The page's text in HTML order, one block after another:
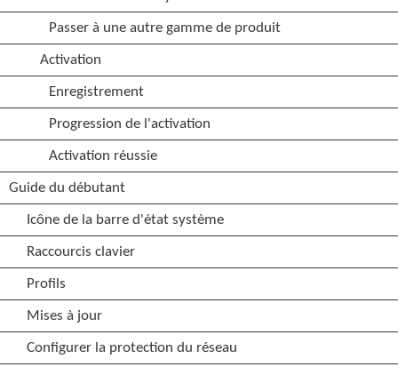
Passer à une autre gamme de produit
Activation
Enregistrement
Progression de l'activation
Activation réussie
Guide du débutant
Icône de la barre d'état système
Raccourcis clavier
Profils
Mises à jour
Configurer la protection du réseau